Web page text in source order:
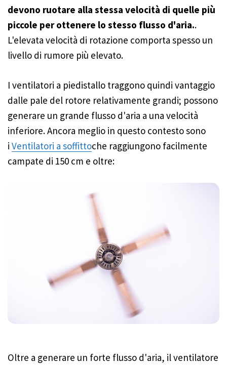
devono ruotare alla stessa velocità di quelle più
piccole per ottenere lo stesso flusso d'aria..
L'elevata velocità di rotazione comporta spesso un
livello di rumore più elevato.
I ventilatori a piedistallo traggono quindi vantaggio
dalle pale del rotore relativamente grandi; possono
generare un grande flusso d'aria a una velocità
inferiore. Ancora meglio in questo contesto sono
i Ventilatori a soffittoche raggiungono facilmente
campate di 150 cm e oltre:
Oltre a generare un forte flusso d'aria, il ventilatore